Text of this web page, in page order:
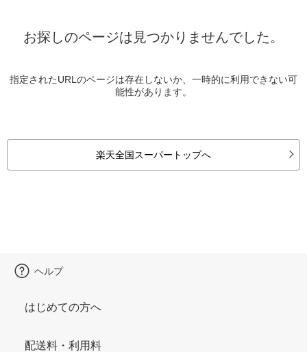
お探しのページは見つかりませんでした。
指定されたURLのページは存在しないか、一時的に利用できない可
能性があります。
楽天全国スーパートップへ
ヘルプ
はじめての方へ
配送料・利用料